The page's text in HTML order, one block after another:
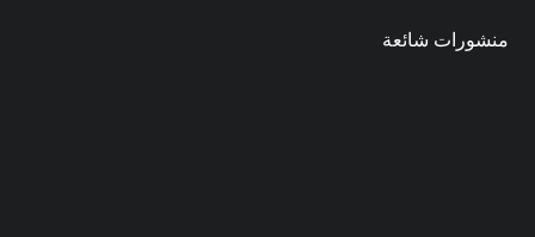
منشورات شائعة